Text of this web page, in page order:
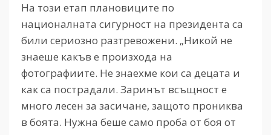
На този етап плановиците по
националната сигурност на президента са
били сериозно разтревожени. „Никой не
знаеше какъв е произхода на
фотографиите. Не знаехме кои са децата и
как са пострадали. Заринът всъщност е
много лесен за засичане, защото прониква
в боята. Нужна беше само проба от боя от